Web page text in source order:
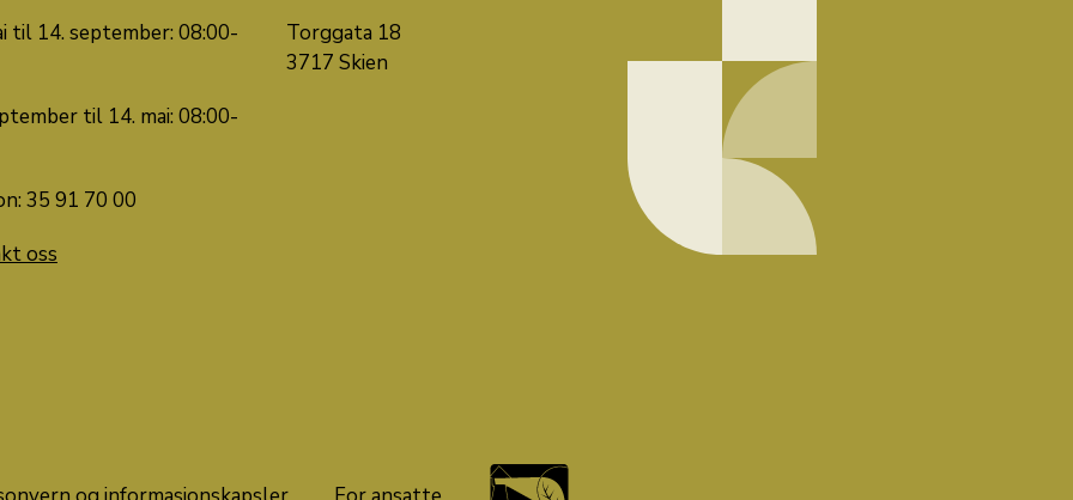
til 14. september: 08:00-
til 14. mai: 08:00-
35 91 70 00
oss
Torggata 18
3717 Skien